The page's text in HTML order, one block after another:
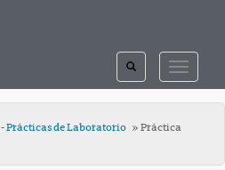
TOGGLE
TOGGLE
SEARCH
Prácticas de Laboratorio
Práctica